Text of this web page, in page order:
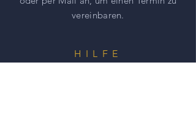
vereinbaren.
HILFE